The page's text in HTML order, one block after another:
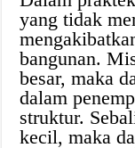
yang tidak
bangunan.
besar, maka
dalam
struktur.
kecil, maka